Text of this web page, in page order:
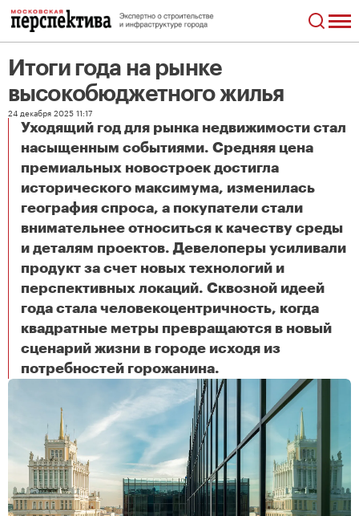
Итоги года на рынке
высокобюджетного жилья
24 декабря 2025 11:17
Уходящий год для рынка недвижимости стал
насыщенным событиями. Средняя цена
премиальных новостроек достигла
исторического максимума, изменилась
география спроса, а покупатели стали
внимательнее относиться к качеству среды
и деталям проектов. Девелоперы усиливали
продукт за счет новых технологий и
перспективных локаций. Сквозной идеей
года стала человекоцентричность, когда
квадратные метры превращаются в новый
сценарий жизни в городе исходя из
потребностей горожанина.
Итоги года на рынке высокобюджетного жилья